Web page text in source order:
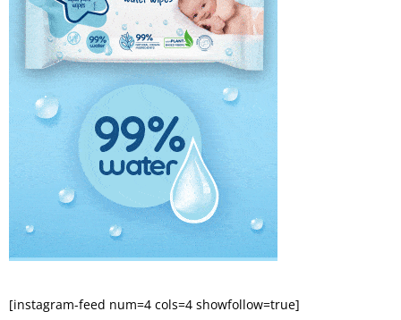
[instagram-feed num=4 cols=4 showfollow=true]